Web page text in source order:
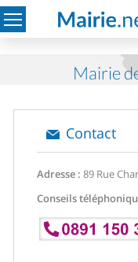
Mairie
Contact
Adresse : 89 Rue
Conseils